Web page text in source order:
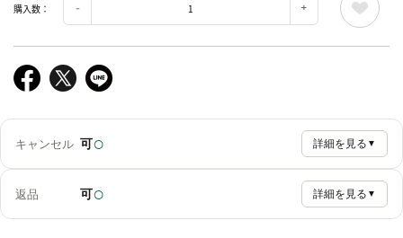
購入数：
キャンセル 可○ 詳細を見る ▼
返品 可○ 詳細を見る ▼